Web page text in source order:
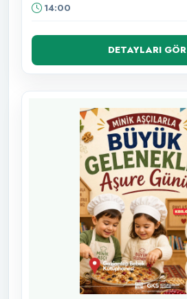
14:00
DETAYLARI GÖR